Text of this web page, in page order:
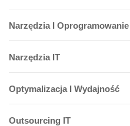
Narzędzia I
Narzędzia IT
Optymalizacja I Wydajność
Outsourcing IT